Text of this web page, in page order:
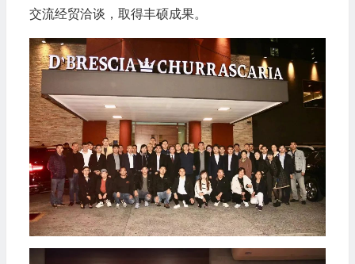
交流经贸洽谈，取得丰硕成果。